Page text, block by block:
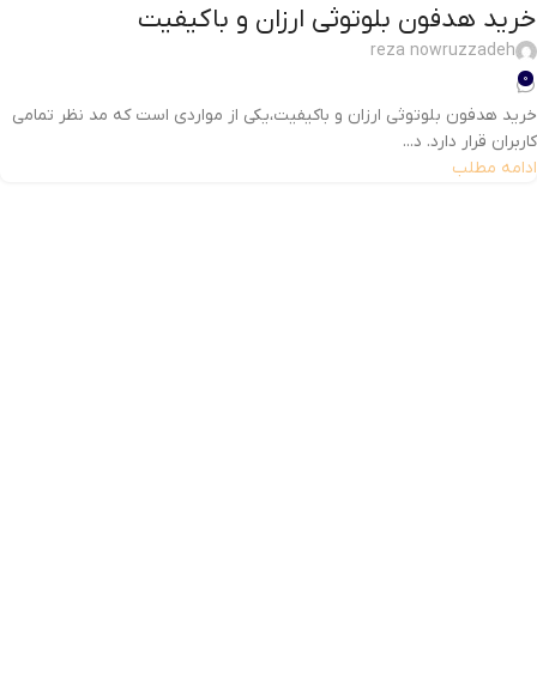
خرید هدفون بلوتوثی ارزان و باکیفیت
reza nowruzzadeh
0
خرید هدفون بلوتوثی ارزان و باکیفیت،یکی از مواردی است که مد نظر تمامی
کاربران قرار دارد. د...
ادامه مطلب